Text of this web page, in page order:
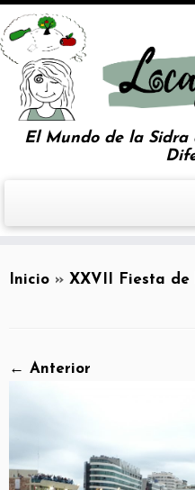
El Mundo de la Sidra
Inicio » XXVII Fiesta
← Anterior